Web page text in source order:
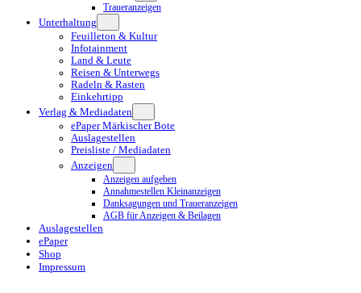
Traueranzeigen
Unterhaltung
Feuilleton & Kultur
Infotainment
Land & Leute
Reisen & Unterwegs
Radeln & Rasten
Einkehrtipp
Verlag & Mediadaten
ePaper Märkischer Bote
Auslagestellen
Preisliste / Mediadaten
Anzeigen
Anzeigen aufgeben
Annahmestellen Kleinanzeigen
Danksagungen und Traueranzeigen
AGB für Anzeigen & Beilagen
Auslagestellen
ePaper
Shop
Impressum